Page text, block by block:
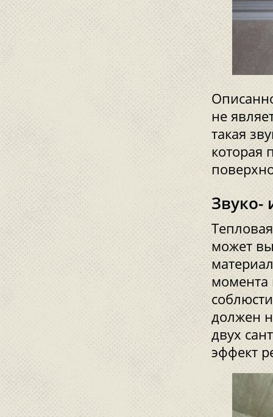
не
такая
которая
Звуко-
может
момента
должен
двух
эффект